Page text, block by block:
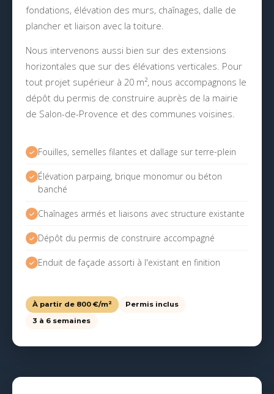
fondations, élévation des murs, chaînages, dalle de
plancher et liaison avec la toiture.
Nous intervenons aussi bien sur des extensions
horizontales que sur des élévations verticales. Pour
tout projet supérieur à 20 m², nous accompagnons le
dépôt du permis de construire auprès de la mairie
de Salon-de-Provence et des communes voisines.
Fouilles, semelles filantes et dallage sur terre-plein
Élévation parpaing, brique monomur ou béton
banché
Chaînages armés et liaisons avec structure existante
Dépôt du permis de construire accompagné
Enduit de façade assorti à l'existant en finition
À partir de 800 €/m²
Permis inclus
3 à 6 semaines